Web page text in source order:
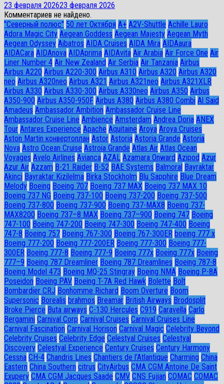
23 февраля 202623 февраля 2026
Комментариев не найдено.
"Северный полюс" 50 лет Октября A+ A2V-Shuttle Achille Lauro
Adora Magic City Aegean Goddess Aegean Majesty Aegean Myth
Aegean Odyssey Aibatros AIDA Cruises AIDA Mira AIDAaura
AIDACara AIDAnova AIDAprima AIDAvita Air Arabia Air Force One Air
Liner Number 4 Air New Zealand Air Serbia Air Tanzania Airbus
Airbus A220 Airbus A220-300 Airbus A310 Airbus A320 Airbus A320
neo Airbus A320neo Airbus A321 Airbus A321neo Airbus A321XLR
Airbus A330 Airbus A330-300 Airbus A330neo Airbus A350 Airbus
A350-900 Airbus A350-950F Airbus A380 Airbus A380 Combi Al Said
Amadeus Ambassador Ambition Ambassador Cruise Line
Ambassador Сruise Line Ambience Amsterdam Andrea Doria ANEX
Tour Antares Experience Apache Aquitaine Aroya Aroya Cruises
Aston Martin конвертоплан Astor Astoria Astoria Grande Astoria
Nova Astro Ocean Cruise Astroia Grande Atlas Air Atlas Ocean
Voyages Avelo Airlines Avianca AZAL Azamara Onward Azipod Azur
Azur Air Azzam B-21 Raider B-52 BAE Systems Balmoral Bayraktar
Akinci Bayraktar Kizilelma Birka Stockholm Blu Sapphire Blue Dream
Melody Boeing Boeing 707 Boeing 737 MAX Boeing 737 MAX 10
Boeing 737 NG Boeing 737-100 Boeing 737-200 Boeing 737-500
Boeing 737-800 Boeing 737-900 Boeing 737-MAX8 Boeing 737-
MAX8200 Boeing 737–8 MAX Boeing 737–900 Boeing 747 Boeing
747-100 Boeing 747-200 Boeing 747-300 Boeing 747-400 Boeing
747-8 Boeing 757 Boeing 767-300 Boeing 767-300ER boeing 777 x
Boeing 777-200 Boeing 777-200ER Boeing 777-300 Boeing 777-
300ER Boeing 777-8 Boeing 777-9 Boeing 777x Boeing 777х Boeing
777–9 Boeing 787 Dreamliner Boeing 787 Dreamlines Boeing 787-8
Boeing Model 473 Boeing MQ-25 Stingray Boeing NMA Boeing P-8A
Poseidon Boeing PAV Boeing T-7A Red Hawk Bolette Bolt
Bombardier CRJ Bonhomme Richard Boom Overture Boom
Supersonic Borealis brahmos Breamar British Airways Brodosplit
Broke Pierce Buta airways C-130 Hercules C919 Caravella Carlo
Bergamini Carnival Corp Carnival Cruises Carnival Cruises Line
Carnival Fascination Carnival Horison Carnival Magic Celebrity Beyond
Celebrity Cruises Celebrity Edge Celestyal Cruises Celestyal
Discovery Celestyal Experience Century Cruises Century Harmony
Cessna CH-4 Chandris Lines Chantiers de l’Atlantique Charming China
Eastern China Southern citrus CityAirbus CMA CGM Antoine De Saint
Exupery CMA CGM Jacques Saade CMV CNS Fujian COMAC COMAC